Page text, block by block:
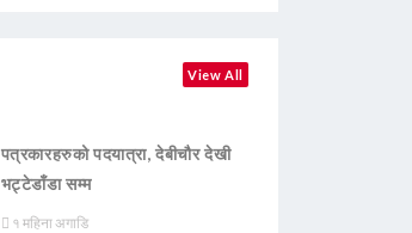
View All
पत्रकारहरुको पदयात्रा, देबीचौर देखी
भट्टेडाँडा सम्म
१ महिना अगाडि